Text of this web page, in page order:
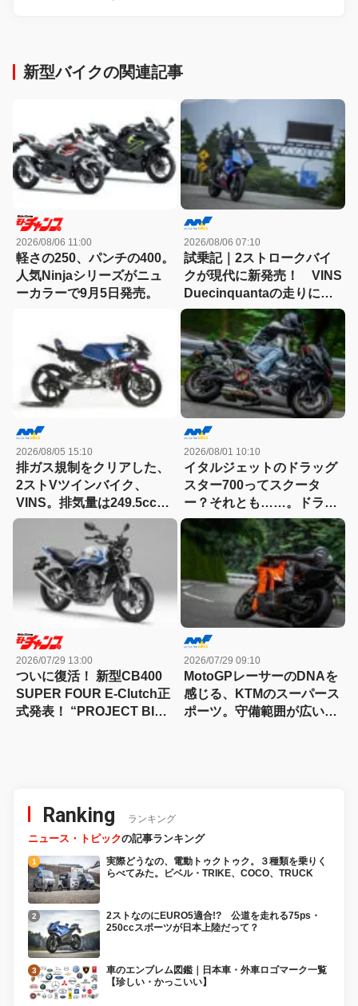
新型バイクの関連記事
2026/08/06 11:00
軽さの250、パンチの400。
人気Ninjaシリーズがニュ
ーカラーで9月5日発売。
2026/08/06 07:10
試乗記｜2ストロークバイ
クが現代に新発売！ VINS
Duecinquantaの走りに大
感動
2026/08/05 15:10
排ガス規制をクリアした、
2ストVツインバイク、
VINS。排気量は249.5cc、
83HPを絞り出す。そのエ
ンジンの技術とは
2026/08/01 10:10
イタルジェットのドラッグ
スター700ってスクータ
ー？それとも……。ドラッ
グスター700ツイン・リミ
テッドエディション試乗記
2026/07/29 13:00
ついに復活！ 新型CB400
SUPER FOUR E-Clutch正
式発表！ “PROJECT BIG-
2026/07/29 09:10
MotoGPレーサーのDNAを
感じる、KTMのスーパース
ポーツ。守備範囲が広い史
Ranking ランキング
ニュース・トピックの記事ランキング
実際どうなの、電動トゥクトゥク。３種類を乗りく
らべてみた。ビベル・TRIKE、COCO、TRUCK
2ストなのにEURO5適合!? 公道を走れる75ps・
250ccスポーツが日本上陸だって？
車のエンブレム図鑑｜日本車・外車ロゴマーク一覧
【珍しい・かっこいい】